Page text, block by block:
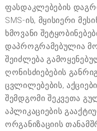
ფასდაკლებების
SMS-ის, მყისიერი
ხმოვანი
დაპროგრამებულია
შეიძლება
ღონისძიებების
ცვლილებების,
შემდგომი შეკვეთა
აპლიკაციების
ორგანიზაციის